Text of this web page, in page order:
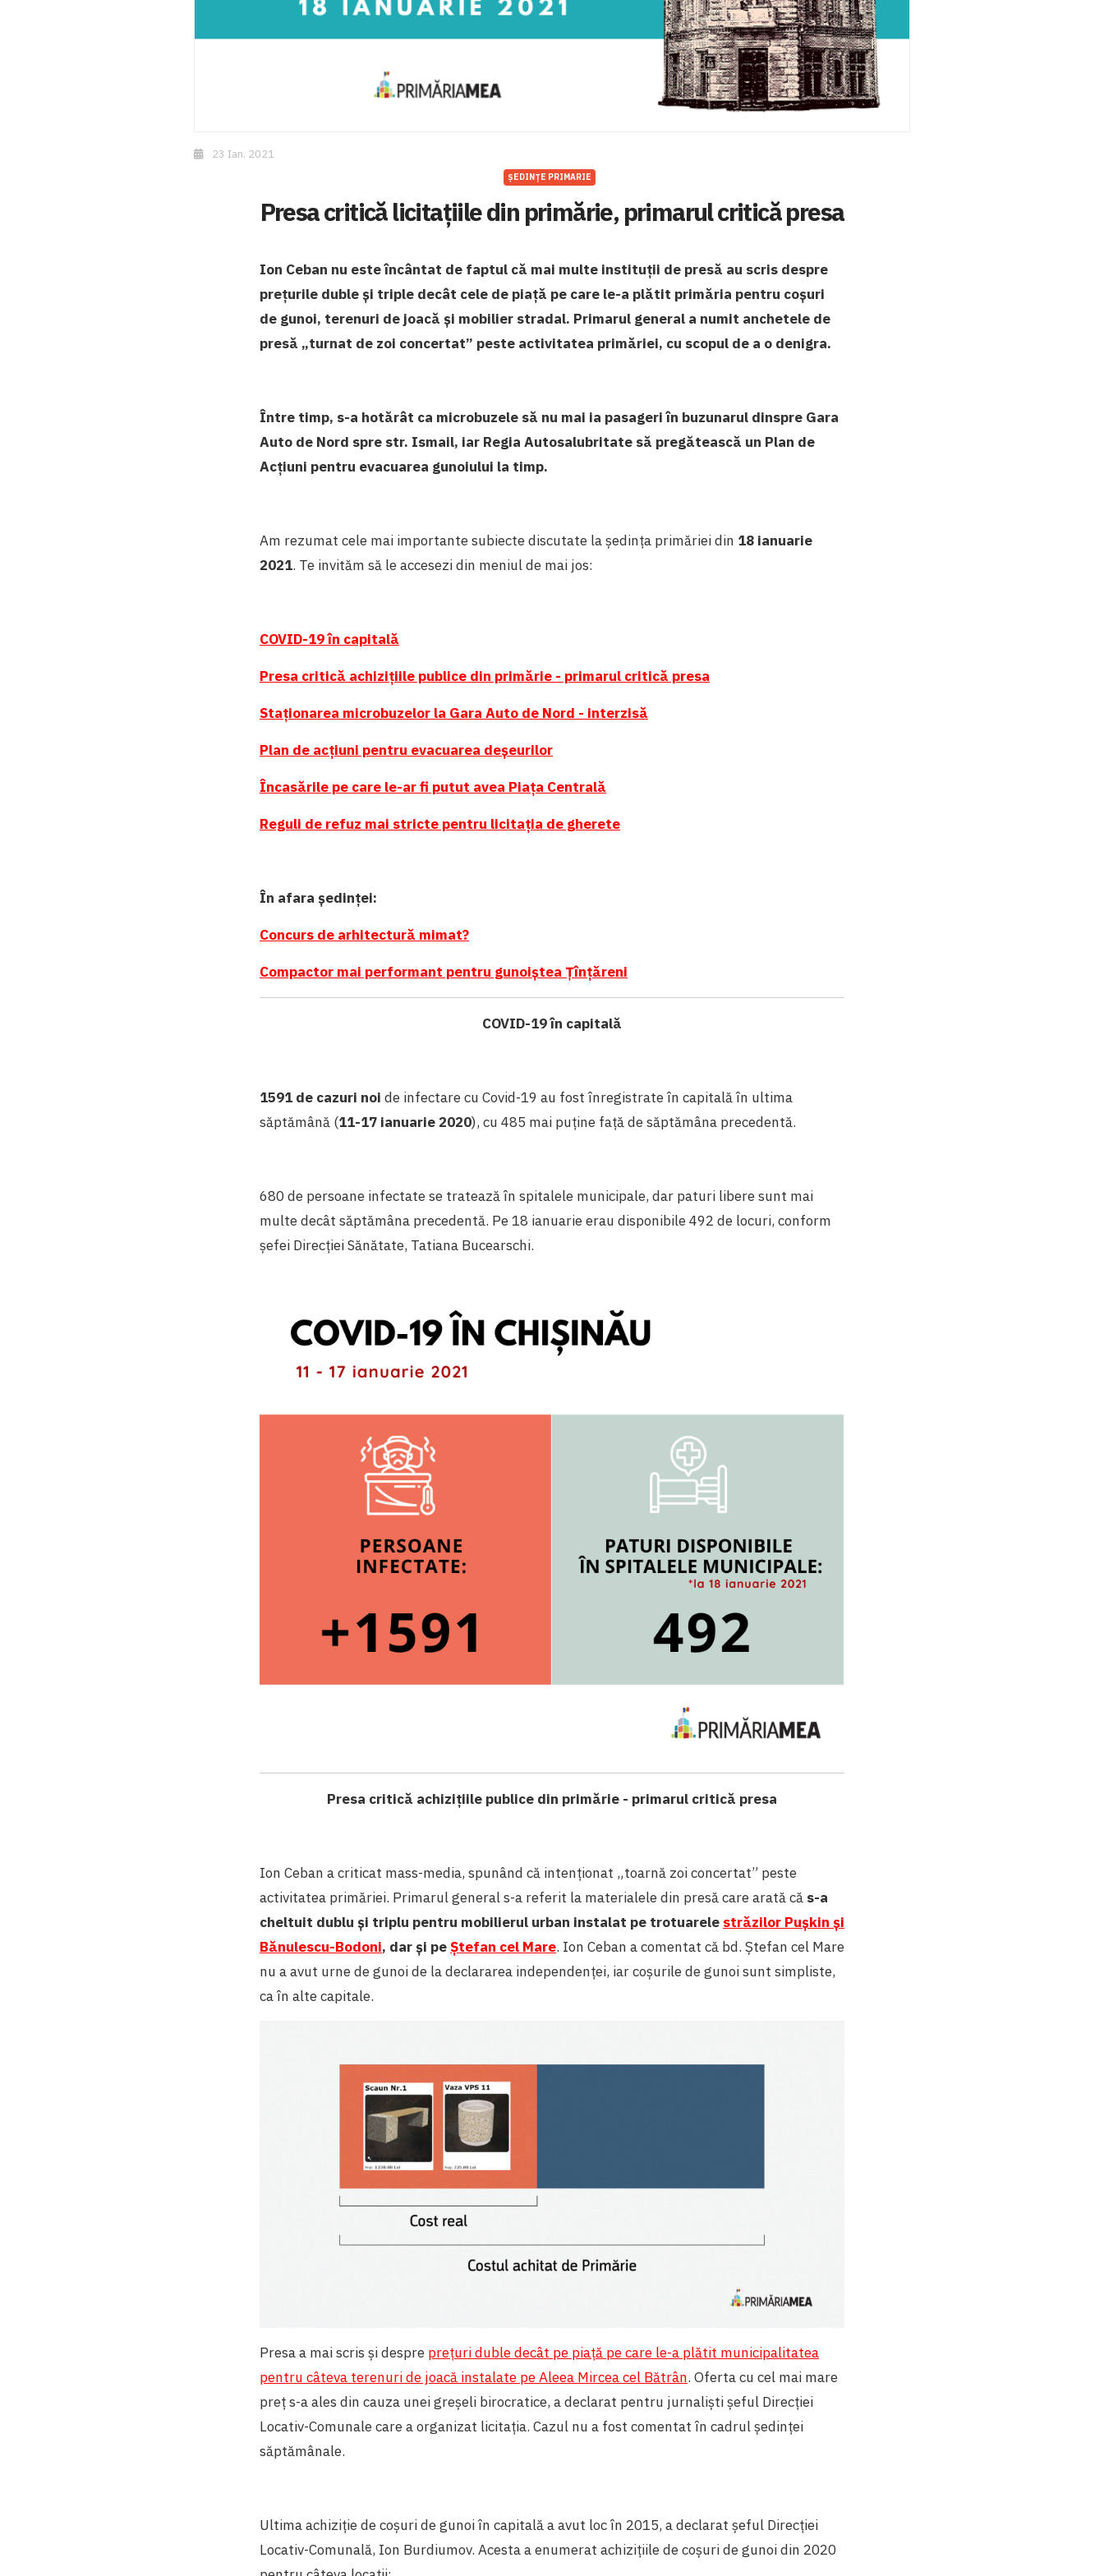
23 Ian. 2021
ȘEDINȚE PRIMARIE
Presa critică licitațiile din primărie, primarul critică presa
Ion Ceban nu este încântat de faptul că mai multe instituții de presă au scris despre
prețurile duble și triple decât cele de piață pe care le-a plătit primăria pentru coșuri
de gunoi, terenuri de joacă și mobilier stradal. Primarul general a numit anchetele de
presă „turnat de zoi concertat” peste activitatea primăriei, cu scopul de a o denigra.
Între timp, s-a hotărât ca microbuzele să nu mai ia pasageri în buzunarul dinspre Gara
Auto de Nord spre str. Ismail, iar Regia Autosalubritate să pregătească un Plan de
Acțiuni pentru evacuarea gunoiului la timp.
Am rezumat cele mai importante subiecte discutate la ședința primăriei din 18 ianuarie
2021. Te invităm să le accesezi din meniul de mai jos:
COVID-19 în capitală
Presa critică achizițiile publice din primărie - primarul critică presa
Staționarea microbuzelor la Gara Auto de Nord - interzisă
Plan de acțiuni pentru evacuarea deșeurilor
Încasările pe care le-ar fi putut avea Piața Centrală
Reguli de refuz mai stricte pentru licitația de gherete
În afara ședinței:
Concurs de arhitectură mimat?
Compactor mai performant pentru gunoiștea Țînțăreni
COVID-19 în capitală
1591 de cazuri noi de infectare cu Covid-19 au fost înregistrate în capitală în ultima
săptămână (11-17 ianuarie 2020), cu 485 mai puține față de săptămâna precedentă.
680 de persoane infectate se tratează în spitalele municipale, dar paturi libere sunt mai
multe decât săptămâna precedentă. Pe 18 ianuarie erau disponibile 492 de locuri, conform
șefei Direcției Sănătate, Tatiana Bucearschi.
Presa critică achizițiile publice din primărie - primarul critică presa
Ion Ceban a criticat mass-media, spunând că intenționat „toarnă zoi concertat” peste
activitatea primăriei. Primarul general s-a referit la materialele din presă care arată că s-a
cheltuit dublu și triplu pentru mobilierul urban instalat pe trotuarele străzilor Pușkin și
Bănulescu-Bodoni, dar și peȘtefan cel Mare. Ion Ceban a comentat că bd. Ștefan cel Mare
nu a avut urne de gunoi de la declararea independenței, iar coșurile de gunoi sunt simpliste,
ca în alte capitale.
Presa a mai scris și despre prețuri duble decât pe piață pe care le-a plătit municipalitatea
pentru câteva terenuri de joacă instalate pe Aleea Mircea cel Bătrân. Oferta cu cel mai mare
preț s-a ales din cauza unei greșeli birocratice, a declarat pentru jurnaliști șeful Direcției
Locativ-Comunale care a organizat licitația. Cazul nu a fost comentat în cadrul ședinței
săptămânale.
Ultima achiziție de coșuri de gunoi în capitală a avut loc în 2015, a declarat șeful Direcției
Locativ-Comunală, Ion Burdiumov. Acesta a enumerat achizițiile de coșuri de gunoi din 2020